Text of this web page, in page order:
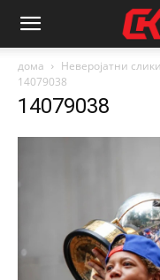
дома
Неверојатни
14079038
14079038